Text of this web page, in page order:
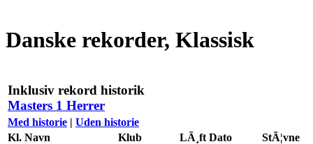
Danske rekorder, Klassisk
Inklusiv rekord historik
Masters 1 Herrer
Med historie | Uden historie
Kl. Navn Klub LÃ¸ft Dato
StÃ¦vne